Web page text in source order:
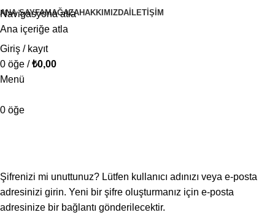
Navigasyona atla
Ana içeriğe atla
ANA SAYFAMAĞAZAHAKKIMIZDA İLETIŞIM
Giriş / kayıt
0 öğe / ₺0,00
Menü
0 öğe
Şifrenizi mi unuttunuz? Lütfen kullanıcı adınızı veya e-posta
adresinizi girin. Yeni bir şifre oluşturmanız için e-posta
adresinize bir bağlantı gönderilecektir.